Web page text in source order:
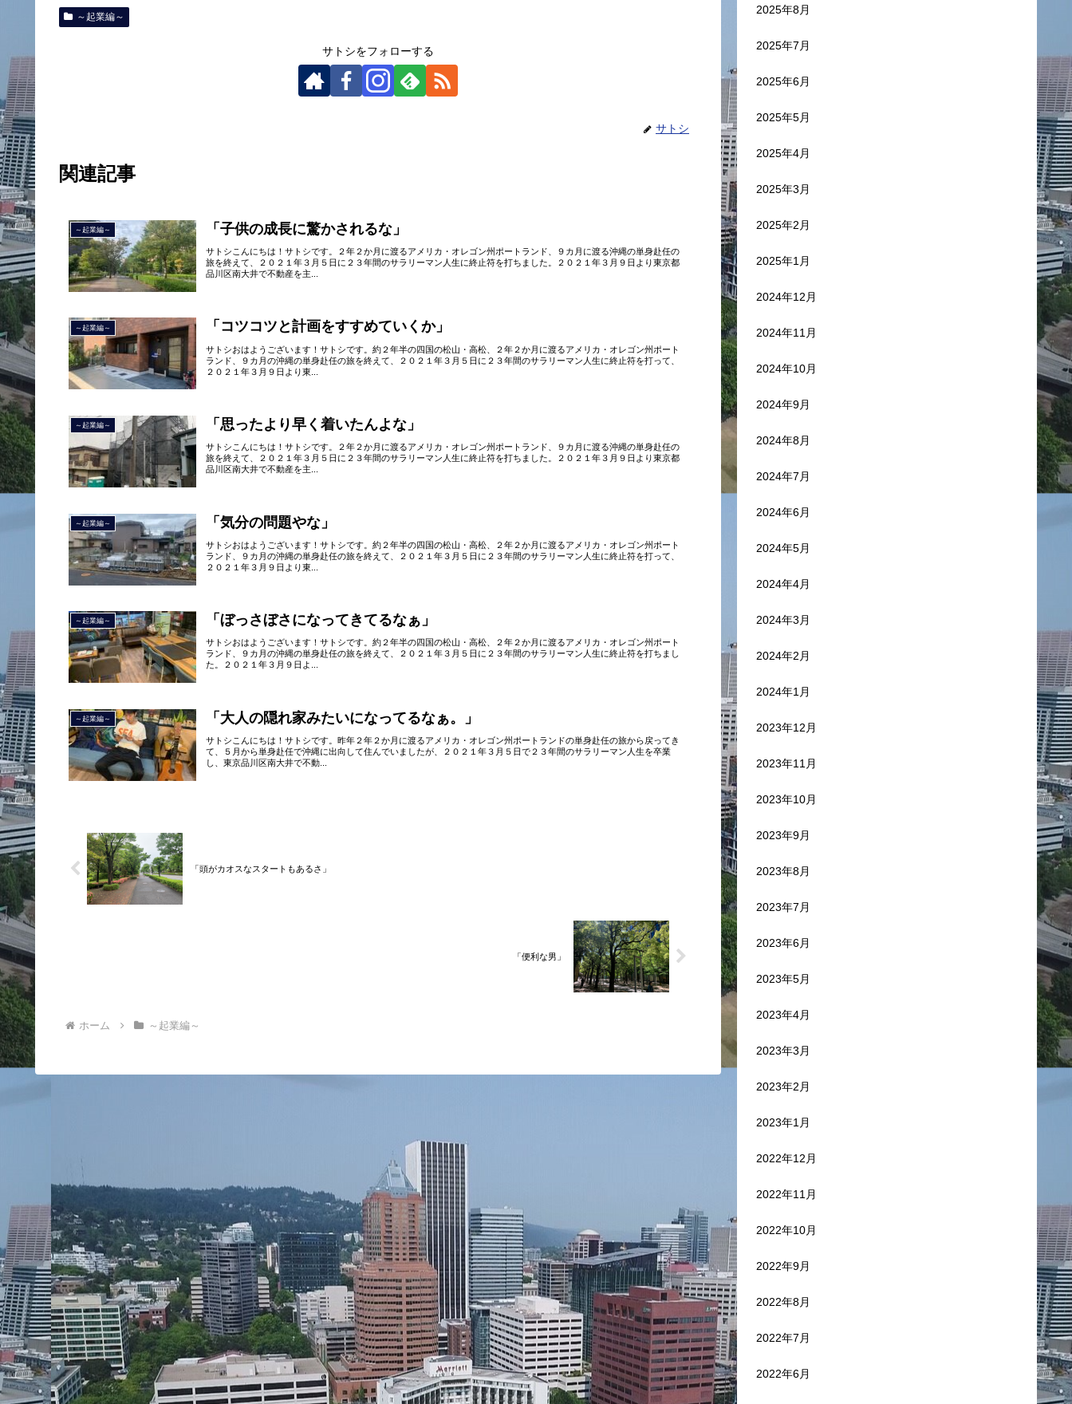
～起業編～
サトシをフォローする
サトシ
関連記事
～起業編～ 「子供の成長に驚かされるな」
サトシこんにちは！サトシです。２年２か月に渡るアメリカ・オレゴン州ポートランド、９カ月に渡る沖縄の単身赴任の
旅を終えて、２０２１年３月５日に２３年間のサラリーマン人生に終止符を打ちました。２０２１年３月９日より東京都
品川区南大井で不動産を主...
～起業編～ 「コツコツと計画をすすめていくか」
サトシおはようございます！サトシです。約２年半の四国の松山・高松、２年２か月に渡るアメリカ・オレゴン州ポート
ランド、９カ月の沖縄の単身赴任の旅を終えて、２０２１年３月５日に２３年間のサラリーマン人生に終止符を打って、
２０２１年３月９日より東...
～起業編～ 「思ったより早く着いたんよな」
サトシこんにちは！サトシです。２年２か月に渡るアメリカ・オレゴン州ポートランド、９カ月に渡る沖縄の単身赴任の
旅を終えて、２０２１年３月５日に２３年間のサラリーマン人生に終止符を打ちました。２０２１年３月９日より東京都
品川区南大井で不動産を主...
～起業編～ 「気分の問題やな」
サトシおはようございます！サトシです。約２年半の四国の松山・高松、２年２か月に渡るアメリカ・オレゴン州ポート
ランド、９カ月の沖縄の単身赴任の旅を終えて、２０２１年３月５日に２３年間のサラリーマン人生に終止符を打って、
２０２１年３月９日より東...
～起業編～ 「ぼっさぼさになってきてるなぁ」
サトシおはようございます！サトシです。約２年半の四国の松山・高松、２年２か月に渡るアメリカ・オレゴン州ポート
ランド、９カ月の沖縄の単身赴任の旅を終えて、２０２１年３月５日に２３年間のサラリーマン人生に終止符を打ちまし
た。２０２１年３月９日よ...
～起業編～ 「大人の隠れ家みたいになってるなぁ。」
サトシこんにちは！サトシです。昨年２年２か月に渡るアメリカ・オレゴン州ポートランドの単身赴任の旅から戻ってき
て、５月から単身赴任で沖縄に出向して住んでいましたが、２０２１年３月５日で２３年間のサラリーマン人生を卒業
し、東京品川区南大井で不動...
「頭がカオスなスタートもあるさ」
「便利な男」
ホーム ～起業編～
2025年8月
2025年7月
2025年6月
2025年5月
2025年4月
2025年3月
2025年2月
2025年1月
2024年12月
2024年11月
2024年10月
2024年9月
2024年8月
2024年7月
2024年6月
2024年5月
2024年4月
2024年3月
2024年2月
2024年1月
2023年12月
2023年11月
2023年10月
2023年9月
2023年8月
2023年7月
2023年6月
2023年5月
2023年4月
2023年3月
2023年2月
2023年1月
2022年12月
2022年11月
2022年10月
2022年9月
2022年8月
2022年7月
2022年6月